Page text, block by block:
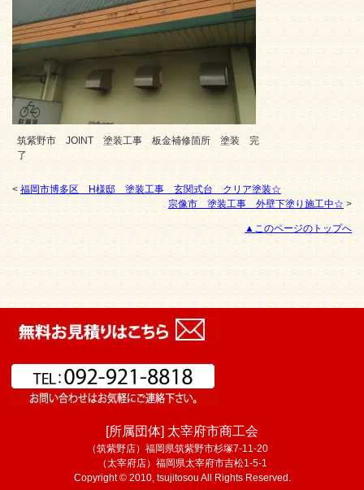
筑紫野市 JOINT 塗装工事 板金補修箇所 塗装 完
了
< 福岡市博多区 H様邸 塗装工事 玄関式台 クリア塗装☆
宗像市 塗装工事 外壁下塗り施工中☆ >
▲このページのトップへ
[所属団体] 太宰府市商工会
（筑紫野店）福岡県筑紫野市杉塚7-11-20
（太宰府店）福岡県太宰府市吉松1-5-1
Copyright © 2010, tsujitosou All Rights Reserved.